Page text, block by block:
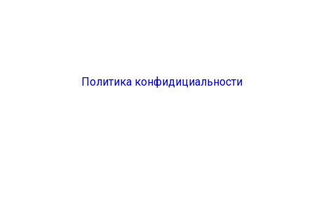
Политика конфидициальности